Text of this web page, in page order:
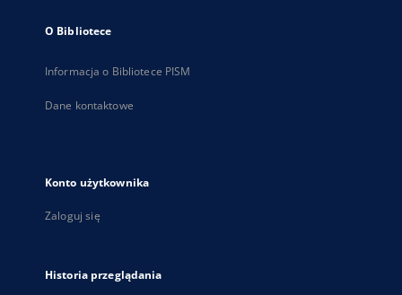
O Bibliotece
Informacja o Bibliotece PISM
Dane kontaktowe
Konto użytkownika
Zaloguj się
Historia przeglądania